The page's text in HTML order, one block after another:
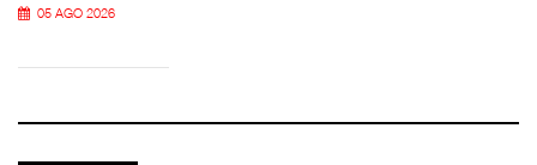
05 AGO 2026